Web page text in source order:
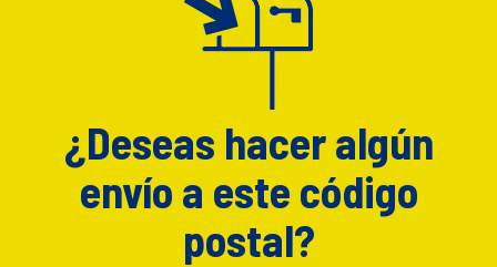
¿Deseas hacer algún
envío a este código
postal?